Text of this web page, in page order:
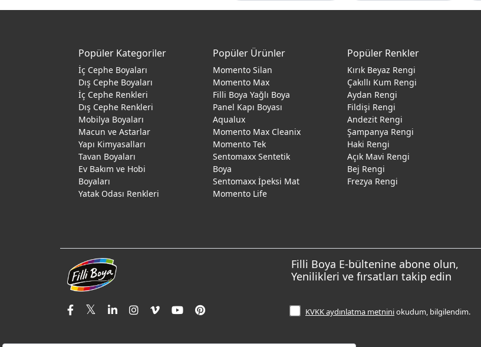
Popüler Kategoriler
İç Cephe Boyaları
Dış Cephe Boyaları
İç Cephe Renkleri
Dış Cephe Renkleri
Mobilya Boyaları
Macun ve Astarlar
Yapı Kimyasalları
Tavan Boyaları
Ev Bakım ve Hobi
Boyaları
Yatak Odası Renkleri
Popüler Ürünler
Momento Silan
Momento Max
Filli Boya Yağlı Boya
Panel Kapı Boyası
Aqualux
Momento Max Cleanix
Momento Tek
Sentomaxx Sentetik
Boya
Sentomaxx İpeksi Mat
Momento Life
Popüler Renkler
Kırık Beyaz Rengi
Çakıllı Kum Rengi
Aydan Rengi
Fildişi Rengi
Andezit Rengi
Şampanya Rengi
Haki Rengi
Açık Mavi Rengi
Bej Rengi
Frezya Rengi
Filli Boya E-bültenine abone olun,
Yenilikleri ve fırsatları takip edin
KVKK aydınlatma metniniokudum, bilgilendim.